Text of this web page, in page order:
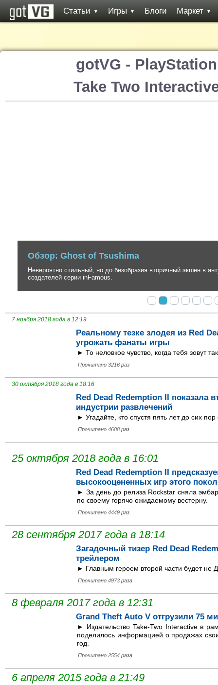
Статьи ▼ Игры ▼ Блоги Маркет ▼
gotVG -
Take Two
Обзор: Ghost of Tsushima
Невероятно стильный, но до безобразия вторичный экшен в
создателей серии inFamous.
7 ноября 2018 года в 12:19
Реальному тезке злодея из Red
угрожать фанаты игры
► То неловкое чувство, когда тебя зовут
Прочитано 3216 раз
30 октября 2018 года в 18:16
Red Dead Redemption II показала
индустрии развлечений
► Угадайте, кто спустя пять лет до сих
Прочитано 4688 раз
25 октября 2018 года в 16:01
Red Dead Redemption II
высокооцененных игр этого
► За день до релиза Rockstar сняла
по своему горячо ожидаемому вестерну.
Прочитано 4449 раз
28 сентября 2017 года в 18:14
Загадочный тизер Red Dead
трейлером
► Главным героем второй части будет не
Прочитано 4973 раза
8 февраля 2017 года в 12:31
Grand Theft Auto V отгрузили 75
► Издательство Take-Two Interactive в
поделилось информацией о продажах
год.
Прочитано 2554 раза
6 апреля 2015 года в 21:49